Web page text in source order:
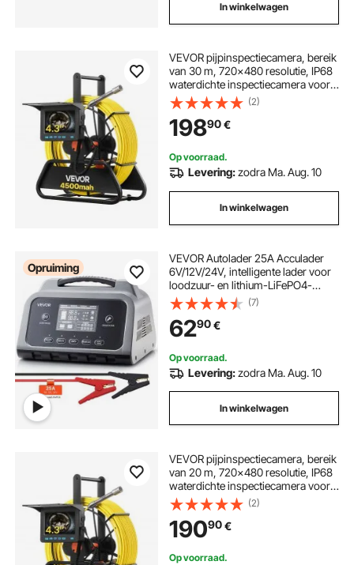
In winkelwagen
VEVOR pijpinspectiecamera, bereik
van 30 m, 720x480 resolutie, IP68
waterdichte inspectiecamera voor
leidingen met 6 verstelbare LED's,
4500 mAh accu en 16 GB
geheugenkaart voor rioolleidingen
en buizen
(2)
19890€
Op voorraad.
Levering:zodra Ma. Aug. 10
In winkelwagen
Opruiming
VEVOR Autolader 25A Acculader
6V/12V/24V, intelligente lader voor
loodzuur- en lithium-LiFePO4-
accu's, met 7-traps laad- en
reparatiemodus en LCD-display
voor auto, motor en boot
(7)
6290€
Op voorraad.
Levering:zodra Ma. Aug. 10
In winkelwagen
VEVOR pijpinspectiecamera, bereik
van 20 m, 720x480 resolutie, IP68
waterdichte inspectiecamera voor
leidingen met 6 verstelbare LED's,
4500 mAh accu en 16 GB
geheugenkaart voor rioolleidingen
en buizen.
(2)
19090€
Op voorraad.